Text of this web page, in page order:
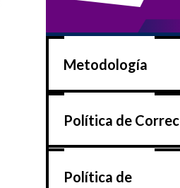
Metodología
Política de
Política de